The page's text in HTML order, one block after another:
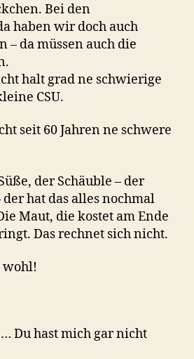
Bei den
haben wir doch auch
– da müssen auch die
halt grad ne schwierige
CSU.
seit 60 Jahren ne schwere
der Schäuble – der
hat das alles nochmal
Maut, die kostet am Ende
Das rechnet sich nicht.
wohl!
Du hast mich gar nicht